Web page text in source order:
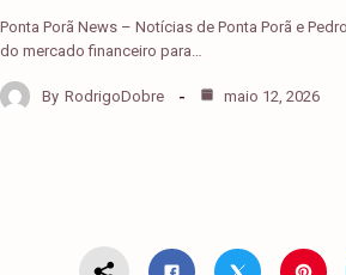
Ponta Porã News – Notícias de Ponta Porã e
do mercado financeiro para…
By RodrigoDobre maio 12, 2026